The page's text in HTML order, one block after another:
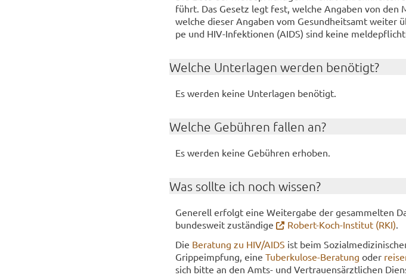
führt. Das Ge­setz legt fest, wel­che An­ga­ben von
wel­che die­ser An­ga­ben vom Ge­sund­heits­amt
pe und HIV-​Infektionen (AIDS) sind keine
Wel­che Un­ter­la­gen wer­den be­nö­tigt?
Es wer­den keine Un­ter­la­gen be­nö­tigt.
Wel­che Ge­büh­ren fal­len an?
Es wer­den keine Ge­büh­ren er­ho­ben.
Was soll­te ich noch wis­sen?
Ge­ne­rell er­folgt eine Wei­ter­ga­be der ge­sam­mel­ten
bun­des­weit zu­stän­di­ge
Robert-​Koch-Institut (RKI).
Die Be­ra­tung zu HIV/AIDS ist beim
Grip­pe­imp­fung, eine Tuberkulose-​Beratung oder
sich bitte an den Amts- und Ver­trau­ens­ärzt­li­chen